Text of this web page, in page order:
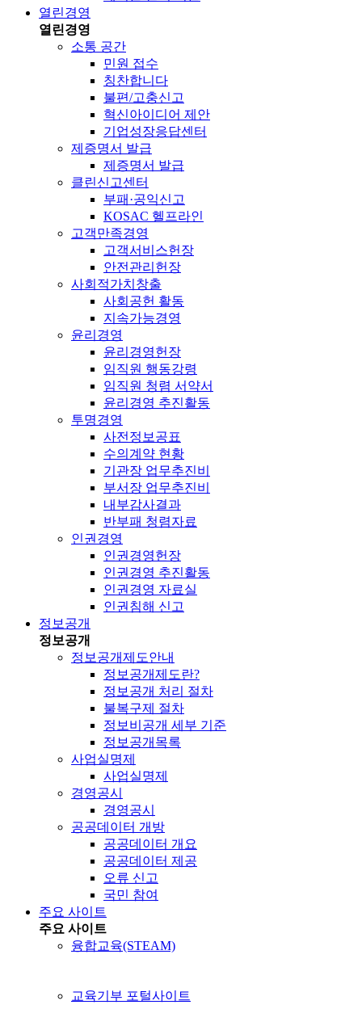
열린경영
열린경영
소통 공간
민원 접수
칭찬합니다
불편/고충신고
혁신아이디어 제안
기업성장응답센터
제증명서 발급
제증명서 발급
클린신고센터
부패·공익신고
KOSAC 헬프라인
고객만족경영
고객서비스헌장
안전관리헌장
사회적가치창출
사회공헌 활동
지속가능경영
윤리경영
윤리경영헌장
임직원 행동강령
임직원 청렴 서약서
윤리경영 추진활동
투명경영
사전정보공표
수의계약 현황
기관장 업무추진비
부서장 업무추진비
내부감사결과
반부패 청렴자료
인권경영
인권경영헌장
인권경영 추진활동
인권경영 자료실
인권침해 신고
정보공개
정보공개
정보공개제도안내
정보공개제도란?
정보공개 처리 절차
불복구제 절차
정보비공개 세부 기준
정보공개목록
사업실명제
사업실명제
경영공시
경영공시
공공데이터 개방
공공데이터 개요
공공데이터 제공
오류 신고
국민 참여
주요 사이트
주요 사이트
융합교육(STEAM)
교육기부 포털사이트